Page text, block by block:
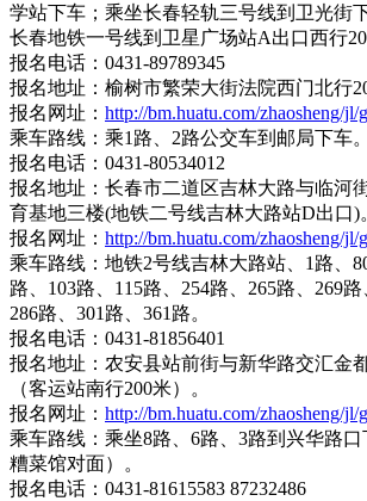
学站下车；乘坐长春轻轨三号线到卫光街
长春地铁一号线到卫星广场站A出口西行
报名电话：0431-89789345
报名地址：榆树市繁荣大街法院西门北行20
报名网址： http://bm.huatu.com/zhaosheng/jl/
乘车路线：乘1路、2路公交车到邮局下车。
报名电话：0431-80534012
报名地址：长春市二道区吉林大路与临河
育基地三楼(地铁二号线吉林大路站D出口)
报名网址： http://bm.huatu.com/zhaosheng/jl/
乘车路线：地铁2号线吉林大路站、1路、
路、103路、115路、254路、265路、269路
286路、301路、361路。
报名电话：0431-81856401
报名地址：农安县站前街与新华路交汇金
（客运站南行200米）。
报名网址： http://bm.huatu.com/zhaosheng/jl/
乘车路线：乘坐8路、6路、3路到兴华路
糟菜馆对面）。
报名电话：0431-81615583 87232486